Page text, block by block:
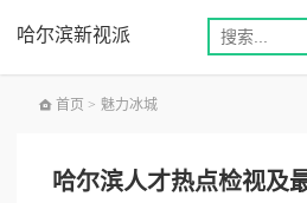
哈尔滨新视派
首页 > 魅力冰城
哈尔滨人才热点检视及